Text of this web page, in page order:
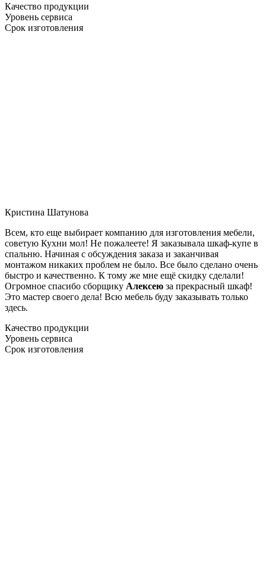
Качество продукции
Уровень сервиса
Срок изготовления
Кристина Шатунова
Всем, кто еще выбирает компанию для изготовления мебели,
советую Кухни мол! Не пожалеете! Я заказывала шкаф-купе в
спальню. Начиная с обсуждения заказа и заканчивая
монтажом никаких проблем не было. Все было сделано очень
быстро и качественно. К тому же мне ещё скидку сделали!
Огромное спасибо сборщику Алексею за прекрасный шкаф!
Это мастер своего дела! Всю мебель буду заказывать только
здесь.
Качество продукции
Уровень сервиса
Срок изготовления